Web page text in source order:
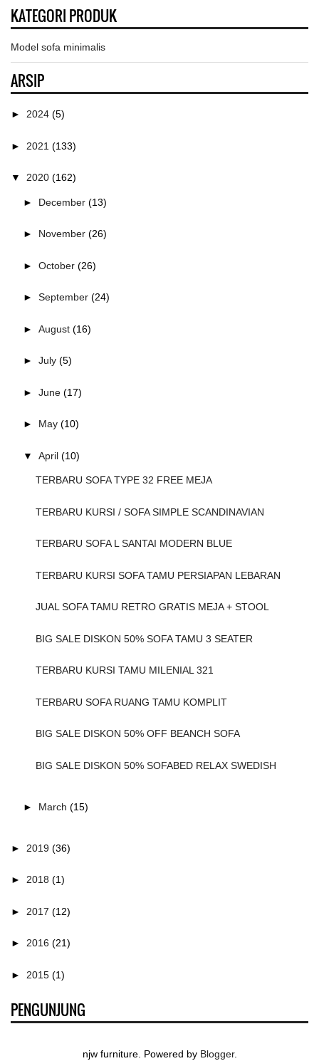
KATEGORI PRODUK
Model sofa minimalis
ARSIP
► 2024 (5)
► 2021 (133)
▼ 2020 (162)
► December (13)
► November (26)
► October (26)
► September (24)
► August (16)
► July (5)
► June (17)
► May (10)
▼ April (10)
TERBARU SOFA TYPE 32 FREE MEJA
TERBARU KURSI / SOFA SIMPLE SCANDINAVIAN
TERBARU SOFA L SANTAI MODERN BLUE
TERBARU KURSI SOFA TAMU PERSIAPAN LEBARAN
JUAL SOFA TAMU RETRO GRATIS MEJA + STOOL
BIG SALE DISKON 50% SOFA TAMU 3 SEATER
TERBARU KURSI TAMU MILENIAL 321
TERBARU SOFA RUANG TAMU KOMPLIT
BIG SALE DISKON 50% OFF BEANCH SOFA
BIG SALE DISKON 50% SOFABED RELAX SWEDISH
► March (15)
► 2019 (36)
► 2018 (1)
► 2017 (12)
► 2016 (21)
► 2015 (1)
PENGUNJUNG
njw furniture. Powered by Blogger.